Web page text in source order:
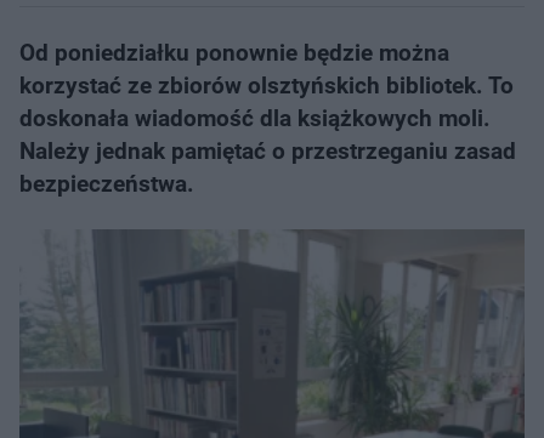
Od poniedziałku ponownie będzie można
korzystać ze zbiorów olsztyńskich bibliotek. To
doskonała wiadomość dla książkowych moli.
Należy jednak pamiętać o przestrzeganiu zasad
bezpieczeństwa.